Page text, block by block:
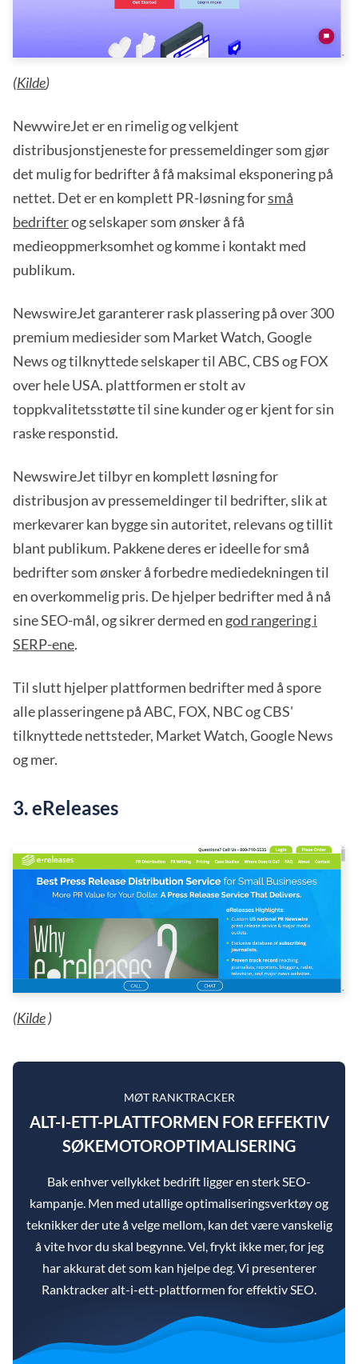
(Kilde)
NewwireJet er en rimelig og velkjent
distribusjonstjeneste for pressemeldinger som gjør
det mulig for bedrifter å få maksimal eksponering på
nettet. Det er en komplett PR-løsning forsmå
bedrifterog selskaper som ønsker å få
medieoppmerksomhet og komme i kontakt med
publikum.
NewswireJet garanterer rask plassering på over 300
premium mediesider som Market Watch, Google
News og tilknyttede selskaper til ABC, CBS og FOX
over hele USA. plattformen er stolt av
toppkvalitetsstøtte til sine kunder og er kjent for sin
raske responstid.
NewswireJet tilbyr en komplett løsning for
distribusjon av pressemeldinger til bedrifter, slik at
merkevarer kan bygge sin autoritet, relevans og tillit
blant publikum. Pakkene deres er ideelle for små
bedrifter som ønsker å forbedre mediedekningen til
en overkommelig pris. De hjelper bedrifter med å nå
sine SEO-mål, og sikrer dermed en god rangering i
SERP-ene.
Til slutt hjelper plattformen bedrifter med å spore
alle plasseringene på ABC, FOX, NBC og CBS'
tilknyttede nettsteder, Market Watch, Google News
og mer.
3. eReleases
(Kilde)
MØT RANKTRACKER
ALT-I-ETT-PLATTFORMEN FOR EFFEKTIV
SØKEMOTOROPTIMALISERING
Bak enhver vellykket bedrift ligger en sterk SEO-
kampanje. Men med utallige optimaliseringsverktøy og
teknikker der ute å velge mellom, kan det være vanskelig
å vite hvor du skal begynne. Vel, frykt ikke mer, for jeg
har akkurat det som kan hjelpe deg. Vi presenterer
Ranktracker alt-i-ett-plattformen for effektiv SEO.